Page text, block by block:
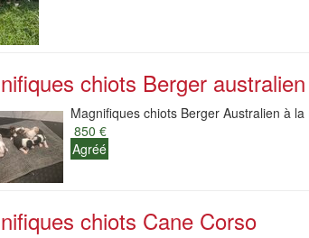
chiots Berger australien
Magnifiques chiots Berger Australien à
850 €
Agréé
chiots Cane Corso